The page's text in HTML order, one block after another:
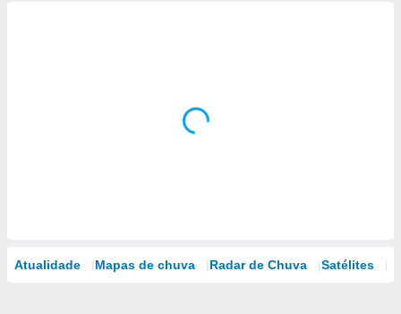
Atualidade Mapas de chuva Radar de Chuva Satélites